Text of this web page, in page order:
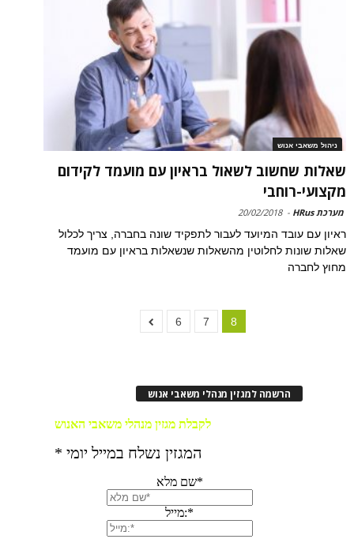
ניהול משאבי אנוש
שאלות שחשוב לשאול בראיון עם מועמד לקידום
מקצועי-רוחבי
מערכת HRus -
20/02/2018
ראיון עם עובד המיועד לעבור לתפקיד שונה בחברה, צריך לכלול
שאלות שונות לחלוטין מהשאלות שנשאלות בראיון עם מועמד
מחוץ לחברה
6 7 8
הרשמה למגזין מנהלי משאבי אנוש